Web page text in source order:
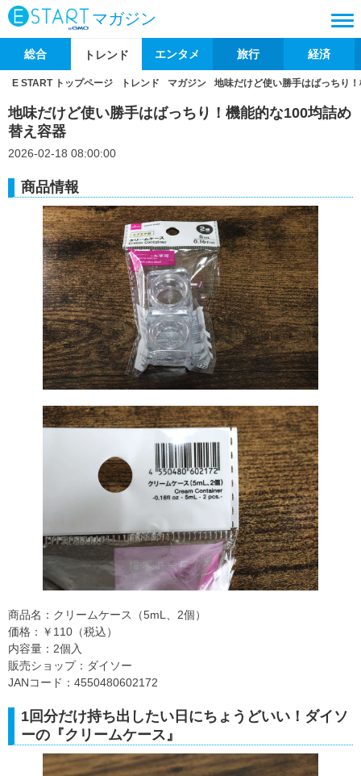
マガジン
総合 トレンド エンタメ 旅行 経済
E START トップページ トレンド マガジン 地味だけど使い勝手はばっちり
地味だけど使い勝手はばっちり！機能的な100均詰め
替え容器
2026-02-18 08:00:00
商品情報
商品名：クリームケース（5mL、2個）
価格：￥110（税込）
内容量：2個入
販売ショップ：ダイソー
JANコード：4550480602172
1回分だけ持ち出したい日にちょうどいい！ダイソ
ーの『クリームケース』